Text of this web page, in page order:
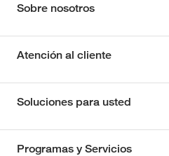
Sobre nosotros
Atención al cliente
Soluciones para usted
Programas y Servicios